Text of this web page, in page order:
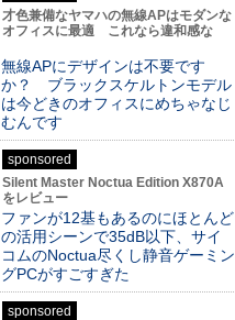
才色兼備なヤマハの無線APはモダンな
オフィスに最適 これなら違和感な
無線APにデザインは不要です
か？ ブラックスケルトンモデル
は今どきのオフィスにめちゃなじ
むんです
sponsored
Silent Master Noctua Edition X870A
をレビュー
ファンが12基もあるのにほとんど
の活用シーンで35dB以下、サイ
コムのNoctua尽くし静音ゲーミン
グPCがすごすぎた
sponsored